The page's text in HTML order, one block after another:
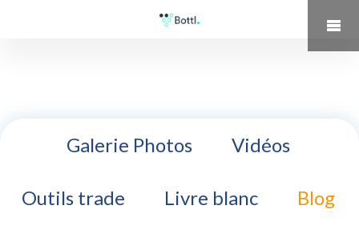
Galerie Photos Vidéos
Outils trade Livre blanc Blog